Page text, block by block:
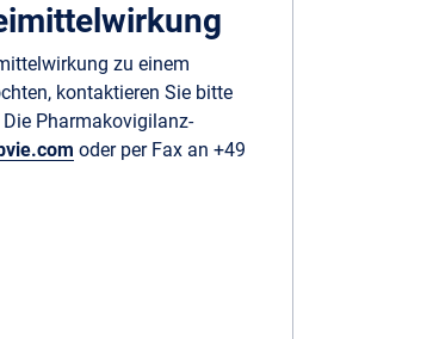
zu einem
kontaktieren Sie bitte
Pharmakovigilanz-
oder per Fax an +49